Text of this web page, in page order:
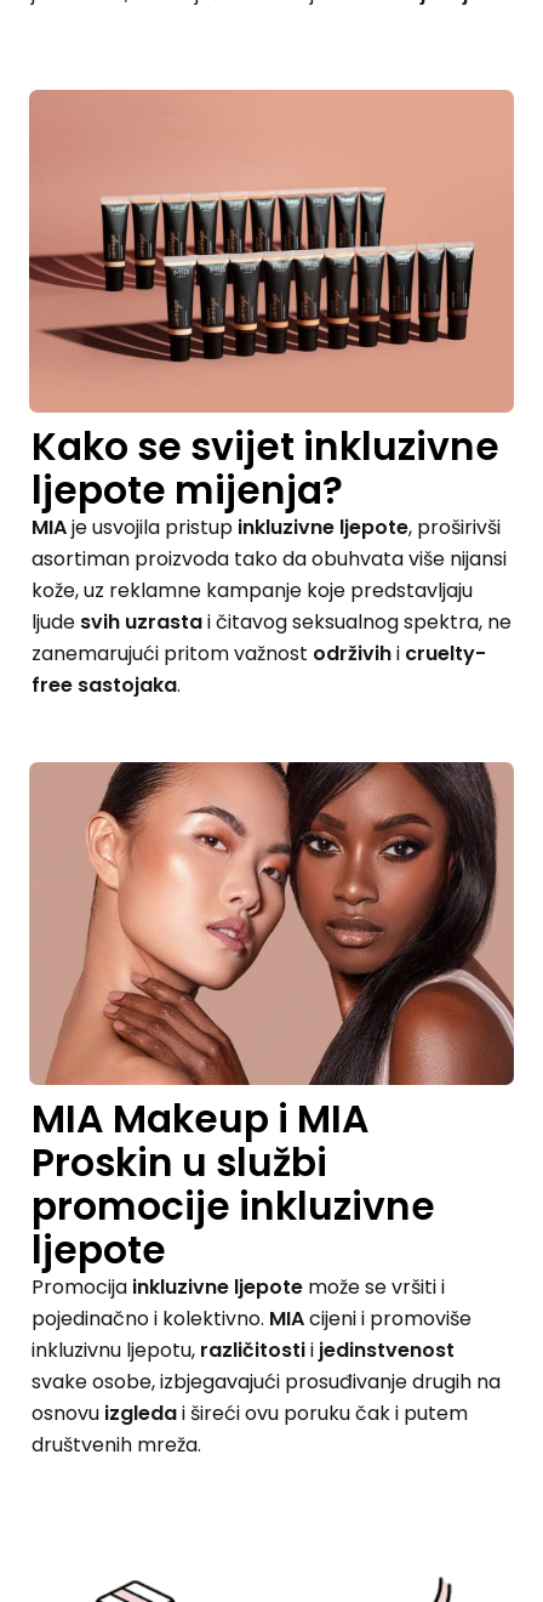
Kako se svijet inkluzivne
ljepote mijenja?
MIAje usvojila pristup inkluzivne ljepote, proširivši
asortiman proizvoda tako da obuhvata više nijansi
kože, uz reklamne kampanje koje predstavljaju
ljude svih uzrastai čitavog seksualnog spektra, ne
zanemarujući pritom važnost održivihi cruelty-
free sastojaka.
MIA Makeup i MIA
Proskin u službi
promocije inkluzivne
ljepote
Promocija inkluzivne ljepote može se vršiti i
pojedinačno i kolektivno. MIAcijeni i promoviše
inkluzivnu ljepotu, različitostii jedinstvenost
svake osobe, izbjegavajući prosuđivanje drugih na
osnovu izgledai šireći ovu poruku čak i putem
društvenih mreža.